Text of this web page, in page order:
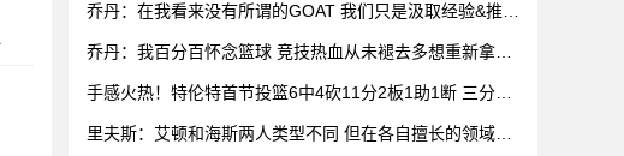
乔丹：在我看来没有所谓的GOAT 我们只是汲取经验&推动
乔丹：我百分百怀念篮球 竞技热血从未褪去多想重新拿球
手感火热！特伦特首节投篮6中4砍11分2板1助1断 三分5
里夫斯：艾顿和海斯两人类型不同 但在各自擅长的领域都